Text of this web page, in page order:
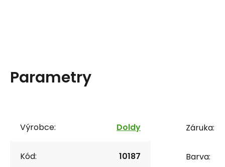
Parametry
Výrobce: Doldy
Kód: 10187
Záruka:
Barva: